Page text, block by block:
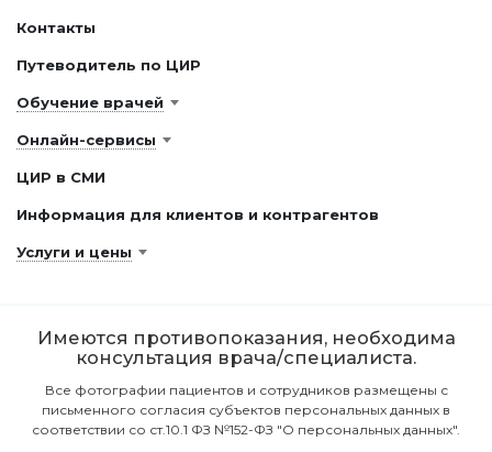
Контакты
Путеводитель по ЦИР
Обучение врачей
Онлайн-сервисы
ЦИР в СМИ
Информация для клиентов и контрагентов
Услуги и цены
Имеются противопоказания, необходима
консультация врача/специалиста.
Все фотографии пациентов и сотрудников размещены с
письменного согласия субъектов персональных данных в
соответствии со ст.10.1 ФЗ №152-ФЗ "О персональных данных".